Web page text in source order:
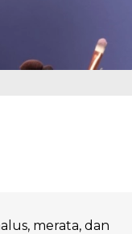
merata, dan